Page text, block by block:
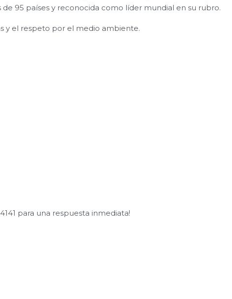
95 países y reconocida como líder mundial en su rubro.
y el respeto por el medio ambiente.
para una respuesta inmediata!